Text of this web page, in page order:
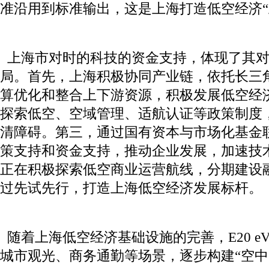
准沿用到标准输出，这是上海打造低空经济
上海市对时的科技的资金支持，体现了其
局。首先，上海积极协同产业链，依托长三
算优化和整合上下游资源，积极发展低空经
探索低空、空域管理、适航认证等政策制度
清障碍。第三，通过国有资本与市场化基金
策支持和资金支持，推动企业发展，加速技
正在积极探索低空商业运营航线，分期建设
过先试先行，打造上海低空经济发展标杆。
随着上海低空经济基础设施的完善，E20
城市观光、商务通勤等场景，逐步构建“空